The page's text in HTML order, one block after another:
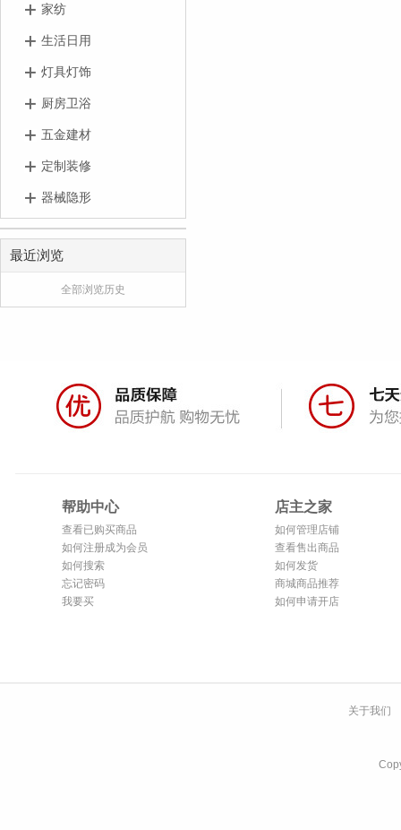
家纺
生活日用
灯具灯饰
厨房卫浴
五金建材
定制装修
器械隐形
最近浏览
全部浏览历史
帮助中心
查看已购买商品
如何注册成为会员
如何搜索
忘记密码
我要买
店主之家
如何管理店铺
查看售出商品
如何发货
商城商品推荐
如何申请开店
关于我们